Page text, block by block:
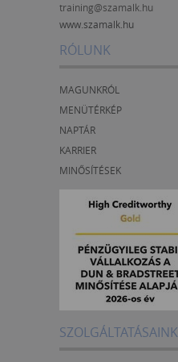
training@szamalk.hu
www.szamalk.hu
RÓLUNK
MAGUNKRÓL
MENÜTÉRKÉP
NAPTÁR
KARRIER
MINŐSÍTÉSEK
SZOLGÁLTATÁSAINK